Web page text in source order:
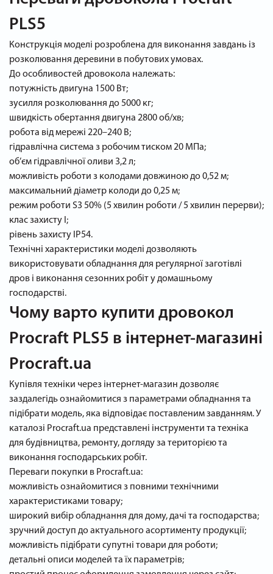
PLS5
Конструкція моделі розроблена для виконання завдань із
розколювання деревини в побутових умовах.
До особливостей дровокола належать:
потужність двигуна 1500 Вт;
зусилля розколювання до 5000 кг;
швидкість обертання двигуна 2800 об/хв;
робота від мережі 220–240 В;
гідравлічна система з робочим тиском 20 МПа;
об’єм гідравлічної оливи 3,2 л;
можливість роботи з колодами довжиною до 0,52 м;
максимальний діаметр колоди до 0,25 м;
режим роботи S3 50% (5 хвилин роботи / 5 хвилин перерви);
клас захисту I;
рівень захисту IP54.
Технічні характеристики моделі дозволяють
використовувати обладнання для регулярної заготівлі
дров і виконання сезонних робіт у домашньому
господарстві.
Чому варто купити дровокол
Procraft PLS5 в інтернет-магазині
Procraft.ua
Купівля техніки через інтернет-магазин дозволяє
заздалегідь ознайомитися з параметрами обладнання та
підібрати модель, яка відповідає поставленим завданням. У
каталозі Procraft.ua представлені інструменти та техніка
для будівництва, ремонту, догляду за територією та
виконання господарських робіт.
Переваги покупки в Procraft.ua:
можливість ознайомитися з повними технічними
характеристиками товару;
широкий вибір обладнання для дому, дачі та господарства;
зручний доступ до актуального асортименту продукції;
можливість підібрати супутні товари для роботи;
детальні описи моделей та їх параметрів;